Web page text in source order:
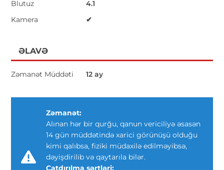
Blutuz
4.1
Kamera
✔
ƏLAVƏ
Zəmanət Müddəti 12 ay
Zəmanət:
Alınan hər bir qurğu, qanun vericiliyə əsasən
14 gün müddətində xarici görünüşü olduğu
kimi qalıbsa, fiziki müdaxilə edilməyibsə,
dəyişdirilib və qaytarıla bilər.
Çatdırılma şərtləri: